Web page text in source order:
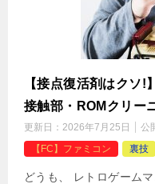
【接点復活剤はクソ!
接触部・ROMクリー
更新日： 2026年7月25日 公
【FC】ファミコン
裏技
どうも、 レトロゲーム